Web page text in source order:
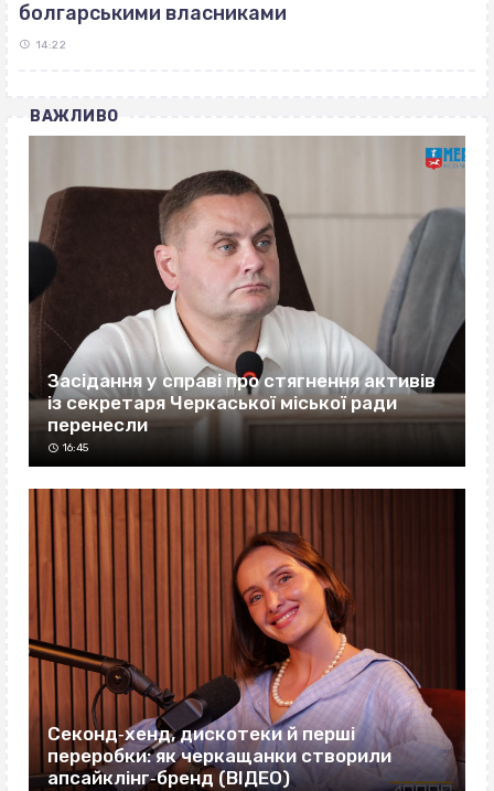
болгарськими власниками
14:22
ВАЖЛИВО
Засідання у справі про стягнення активів
із секретаря Черкаської міської ради
перенесли
16:45
Секонд‐хенд, дискотеки й перші
переробки: як черкащанки створили
апсайклінг‐бренд (ВІДЕО)